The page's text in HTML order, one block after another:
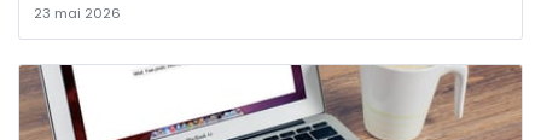
23 mai 2026